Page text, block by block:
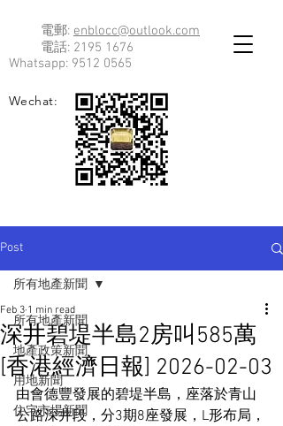
電郵: enblocc@outlook.com
電話: 2195 1676
Whatsapp: 9512 0565
Wechat:
Post
所有地產新聞
地產政策新聞
用地新聞
住宅市場新聞
所有地產新聞
深井碧堤半島2房叫585萬
[香港經濟日報] 2026-02-03
Feb 3 1 min read
由會德豐發展的碧堤半島，座落於青山
公路深井段，分3期8座發展，L形布局，